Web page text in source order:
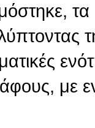
τα
με